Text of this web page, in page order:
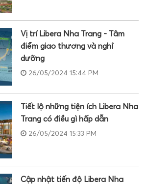
Vị trí Libera Nha Trang - Tâm
điểm giao thương và nghỉ
dưỡng
26/05/2024 15:44 PM
Tiết lộ những tiện ích Libera Nha
Trang có điều gì hấp dẫn
26/05/2024 15:33 PM
Cập nhật tiến độ Libera Nha